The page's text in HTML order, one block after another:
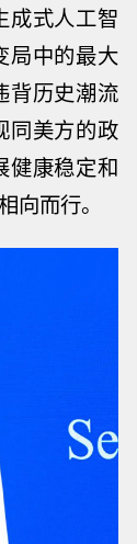
成式人工智
局中的最大
背历史潮流
同美方的政
健康稳定和
向而行。